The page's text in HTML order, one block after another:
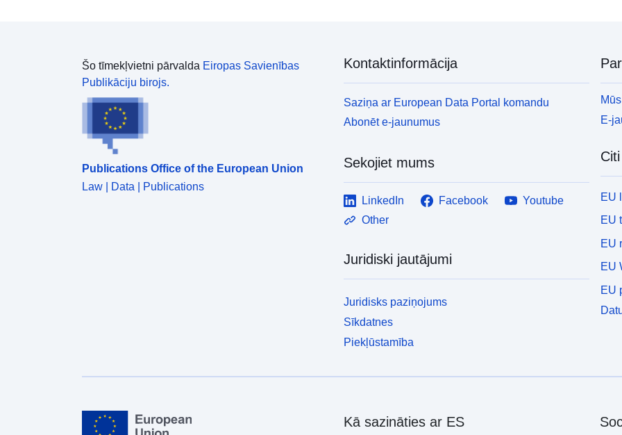
Šo tīmekļvietni pārvalda Eiropas Savienības
Publikāciju birojs.
Publications Office of the European Union
Law | Data | Publications
Kontaktinformācija
Saziņa ar European Data Portal komandu
Abonēt e-jaunumus
Sekojiet mums
LinkedIn Facebook
Youtube
Other
Juridiski jautājumi
Juridisks paziņojums
Sīkdatnes
Piekļūstamība
E-
EU
EU
EU
EU
EU
Kā sazināties ar ES